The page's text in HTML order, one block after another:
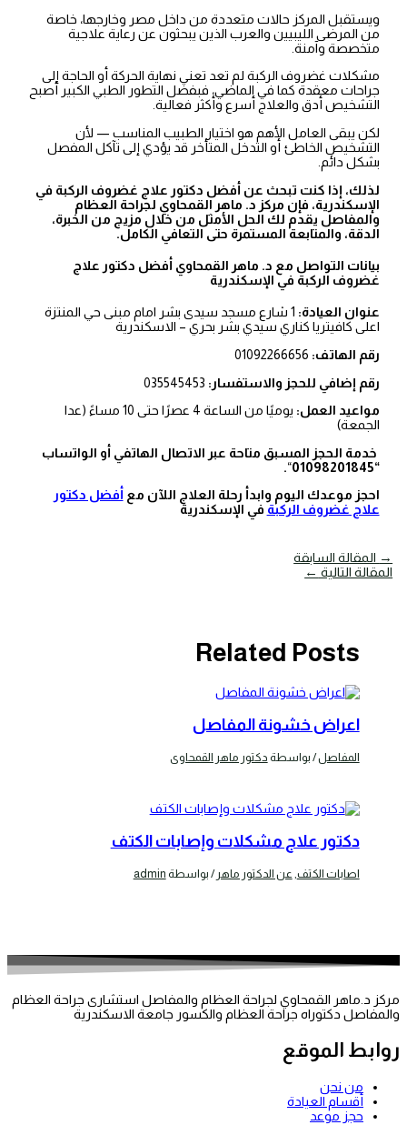
ويستقبل المركز حالات متعددة من داخل مصر وخارجها، خاصة
من المرضى الليبيين والعرب الذين يبحثون عن رعاية علاجية
متخصصة وآمنة.
مشكلات غضروف الركبة لم تعد تعني نهاية الحركة أو الحاجة إلى
جراحات معقدة كما في الماضي، فبفضل التطور الطبي الكبير أصبح
التشخيص أدق والعلاج أسرع وأكثر فعالية.
لكن يبقى العامل الأهم هو اختيار الطبيب المناسب — لأن
التشخيص الخاطئ أو التدخل المتأخر قد يؤدي إلى تآكل المفصل
بشكل دائم.
لذلك، إذا كنت تبحث عن أفضل دكتور علاج غضروف الركبة في
الإسكندرية، فإن مركز د. ماهر القمحاوي لجراحة العظام
والمفاصل يقدم لك الحل الأمثل من خلال مزيج من الخبرة،
الدقة، والمتابعة المستمرة حتى التعافي الكامل.
بيانات التواصل مع د. ماهر القمحاوي أفضل دكتور علاج
غضروف الركبة في الإسكندرية
عنوان العيادة:
1 شارع مسجد سيدى بشر امام مبنى حي المنتزة
اعلى كافيتريا كناري سيدي بشر بحري – الاسكندرية
رقم الهاتف:
رقم إضافي للحجز والاستفسار:
مواعيد العمل:
يوميًا من الساعة 4 عصرًا حتى 10 مساءً (عدا
الجمعة)
خدمة الحجز المسبق متاحة عبر الاتصال الهاتفي أو الواتساب
“01098201845
“
.
احجز موعدك اليوم وابدأ رحلة العلاج اللآن مع أفضل دكتور
علاج غضروف الركبة في الإسكندرية
→ المقالة السابقة
المقالة التالية ←
Related Posts
اعراض خشونة المفاصل
المفاصل/ بواسطة دكتور ماهر القمحاوى
دكتور علاج مشكلات وإصابات الكتف
اصابات الكتف عن الدكتور ماهر / بواسطة admin
مركز د.ماهر القمحاوي لجراحة العظام والمفاصل استشارى جراحة العظام
والمفاصل دكتوراه جراحة العظام والكسور جامعة الاسكندرية
روابط الموقع
من نحن
أقسام العيادة
حجز موعد